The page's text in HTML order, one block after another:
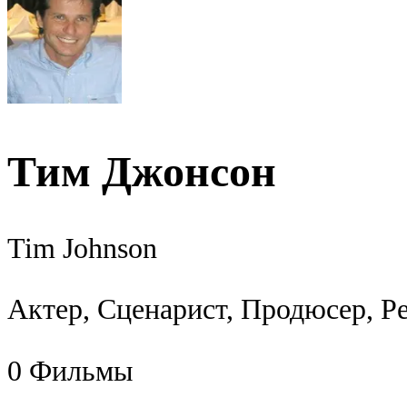
Тим Джонсон
Tim Johnson
Актер, Сценарист, Продюсер,
0 Фильмы